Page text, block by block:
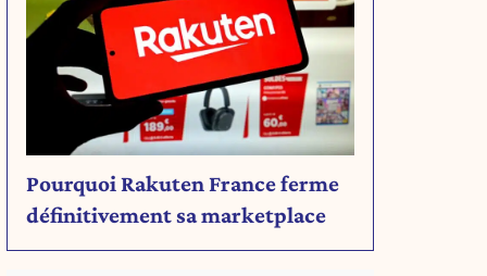
Pourquoi Rakuten France ferme
définitivement sa marketplace